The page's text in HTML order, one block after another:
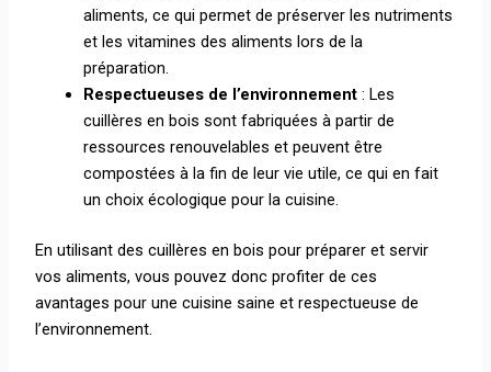
aliments, ce qui permet de préserver les nutriments
et les vitamines des aliments lors de la
préparation.
Respectueuses de l’environnement : Les
cuillères en bois sont fabriquées à partir de
ressources renouvelables et peuvent être
compostées à la fin de leur vie utile, ce qui en fait
un choix écologique pour la cuisine.
En utilisant des cuillères en bois pour préparer et servir
vos aliments, vous pouvez donc profiter de ces
avantages pour une cuisine saine et respectueuse de
l’environnement.